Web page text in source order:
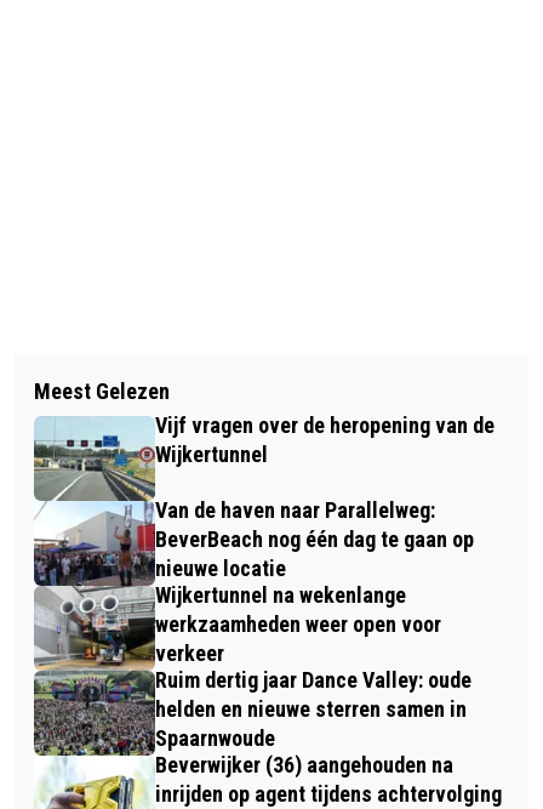
IENIEMIENIE SCHEEPJES BOUWEN IN
FLESJES
HET LEVEN WORDT (NÓG) DUURDER,
EN ER VERANDERT MEER VANAF
ZATERDAG 1 JULI
Meest Gelezen
Vijf vragen over de heropening van de
Wijkertunnel
Van de haven naar Parallelweg:
BeverBeach nog één dag te gaan op
nieuwe locatie
Wijkertunnel na wekenlange
werkzaamheden weer open voor
verkeer
Ruim dertig jaar Dance Valley: oude
helden en nieuwe sterren samen in
Spaarnwoude
Beverwijker (36) aangehouden na
inrijden op agent tijdens achtervolging